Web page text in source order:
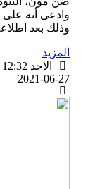
وذلك بعد
المزيد
الاحد PM 12:32
2021-06-27